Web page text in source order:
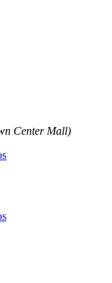
Center Mall)